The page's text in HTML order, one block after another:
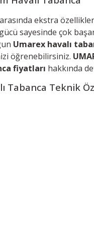
ekstra
sayesinde çok
Umarex havalı
öğrenebilirsiniz.
fiyatları hakkında
Tabanca Teknik